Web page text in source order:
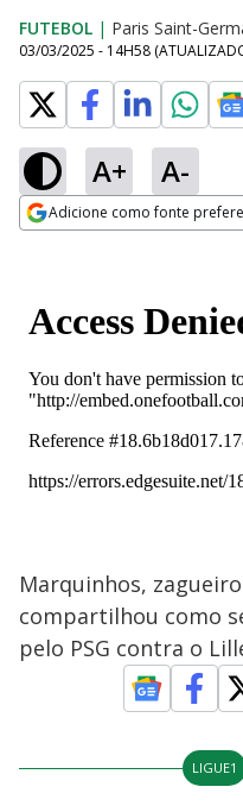
FUTEBOL | Paris Saint-
03/03/2025 - 14H58
A+ A-
Adicione como fonte
Marquinhos,
compartilhou como
pelo PSG contra o
LIGUE1